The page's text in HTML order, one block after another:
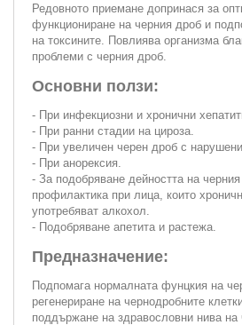
Редовното приемане допринася за
функциониране на черния дроб и
на токсините. Повлиява организма
проблеми с черния дроб.
Основни ползи:
- При инфекциозни и хронични
- При ранни стадии на цироза.
- При увеличен черен дроб с
- При анорексия.
- За подобряване дейността на
профилактика при лица, които
употребяват алкохол.
- Подобряване апетита и растежа.
Предназначение:
Подпомага нормалната фунцкия на
регенериране на чернодробните
поддържане на здравословни нива на